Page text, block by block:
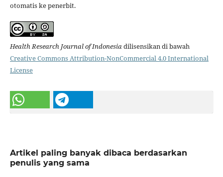
otomatis ke penerbit.
Health Research Journal of Indonesiadilisensikan di bawah
Creative Commons Attribution-NonCommercial 4.0 International
License
Artikel paling banyak dibaca berdasarkan
penulis yang sama